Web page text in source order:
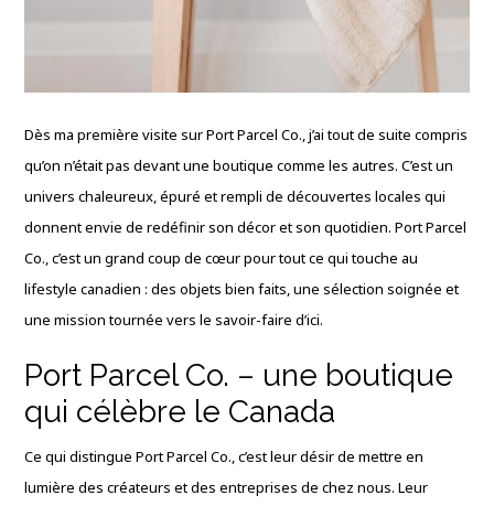
Dès ma première visite sur Port Parcel Co., j’ai tout de suite compris
qu’on n’était pas devant une boutique comme les autres. C’est un
univers chaleureux, épuré et rempli de découvertes locales qui
donnent envie de redéfinir son décor et son quotidien. Port Parcel
Co., c’est un grand coup de cœur pour tout ce qui touche au
lifestyle canadien : des objets bien faits, une sélection soignée et
une mission tournée vers le savoir-faire d’ici.
Port Parcel Co. – une boutique
qui célèbre le Canada
Ce qui distingue Port Parcel Co., c’est leur désir de mettre en
lumière des créateurs et des entreprises de chez nous. Leur